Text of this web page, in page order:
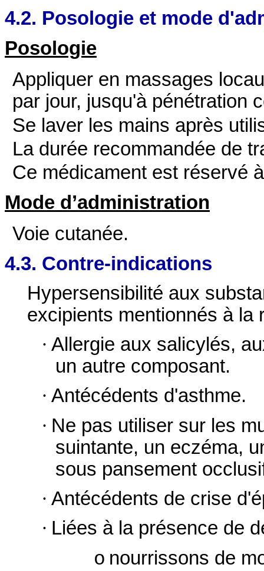
4.2. Posologie et mode
Posologie
Appliquer en massages
par jour, jusqu'à pénétration
Se laver les mains après
La durée recommandée de
Ce médicament est réservé
Mode d’administration
Voie cutanée.
4.3. Contre-indications
Hypersensibilité aux
excipients mentionnés à la
· Allergie aux salicylés,
un autre composant.
· Antécédents d'asthme.
· Ne pas utiliser sur les
suintante, un eczéma,
sous pansement
· Antécédents de crise
· Liées à la présence de
o nourrissons de